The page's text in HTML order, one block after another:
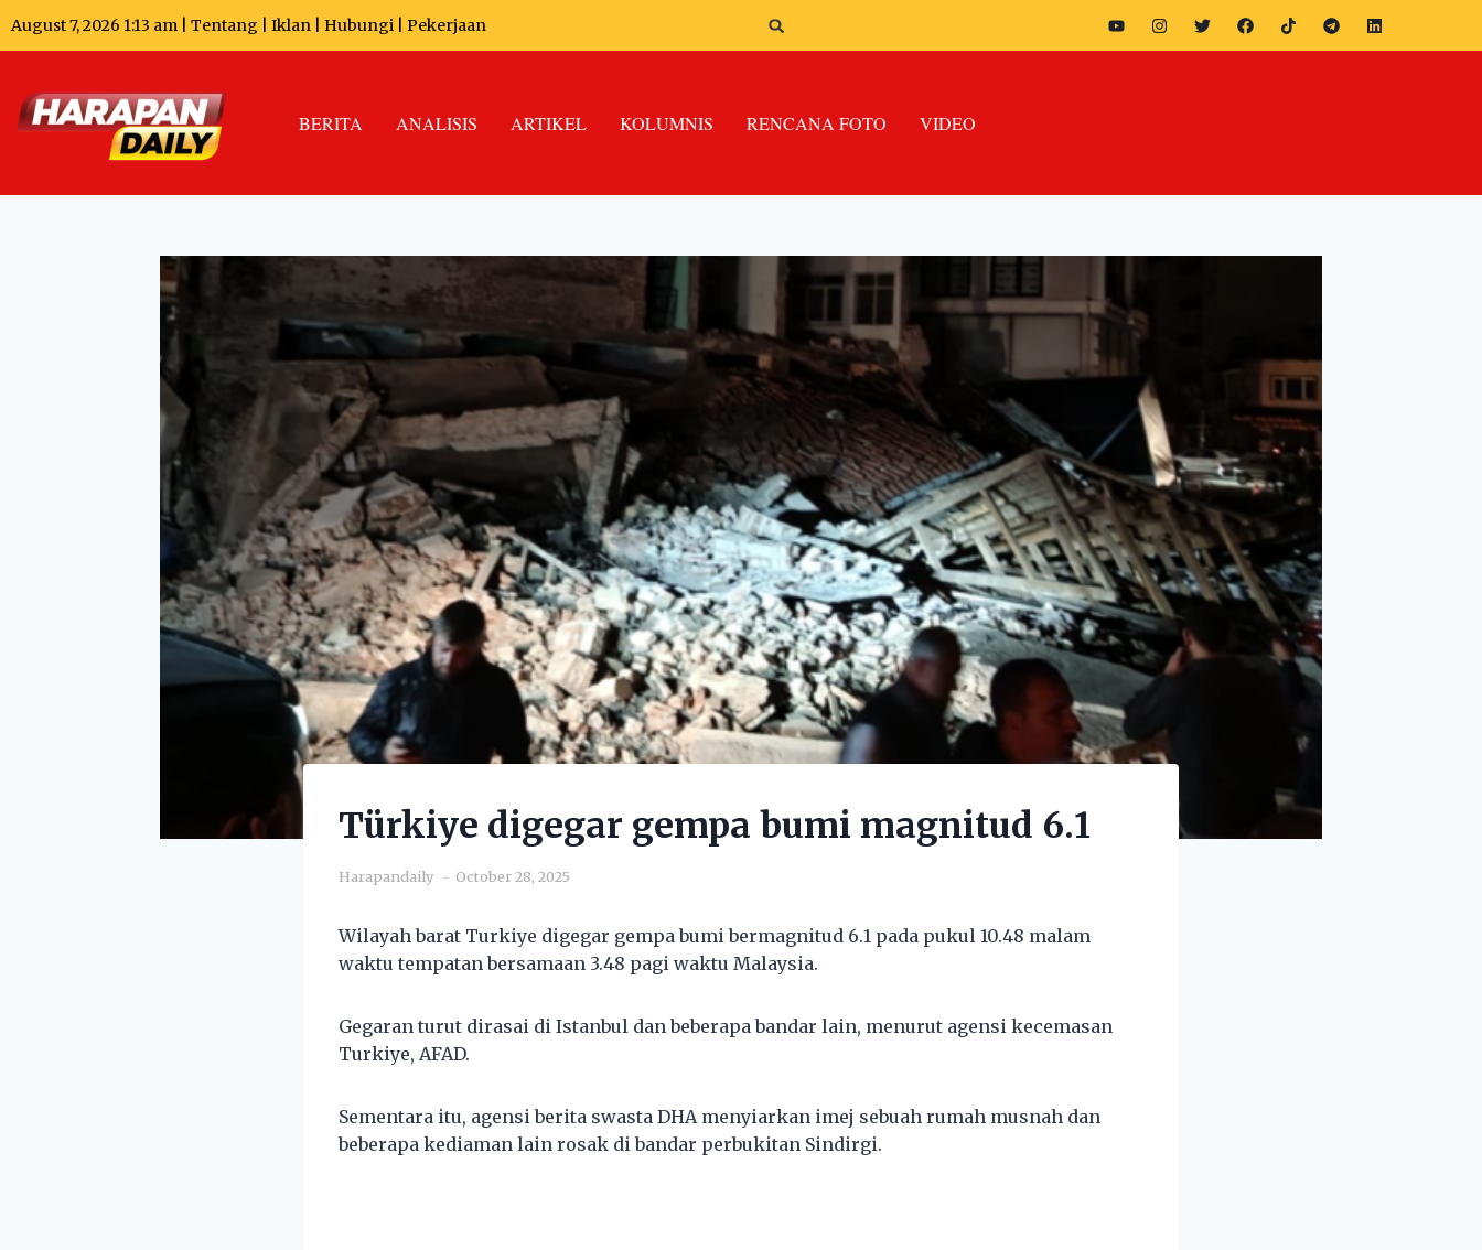
August 7, 2026 1:13 am | Tentang Iklan Hubungi Pekerjaan
BERITA ANALISIS ARTIKEL KOLUMNIS RENCANA FOTO VIDEO
Türkiye digegar gempa bumi magnitud 6.1
Harapandaily October 28, 2025
Wilayah barat Turkiye digegar gempa bumi bermagnitud 6.1 pada pukul 10.48 malam
waktu tempatan bersamaan 3.48 pagi waktu Malaysia.
Gegaran turut dirasai di Istanbul dan beberapa bandar lain, menurut agensi kecemasan
Turkiye, AFAD.
Sementara itu, agensi berita swasta DHA menyiarkan imej sebuah rumah musnah dan
beberapa kediaman lain rosak di bandar perbukitan Sindirgi.